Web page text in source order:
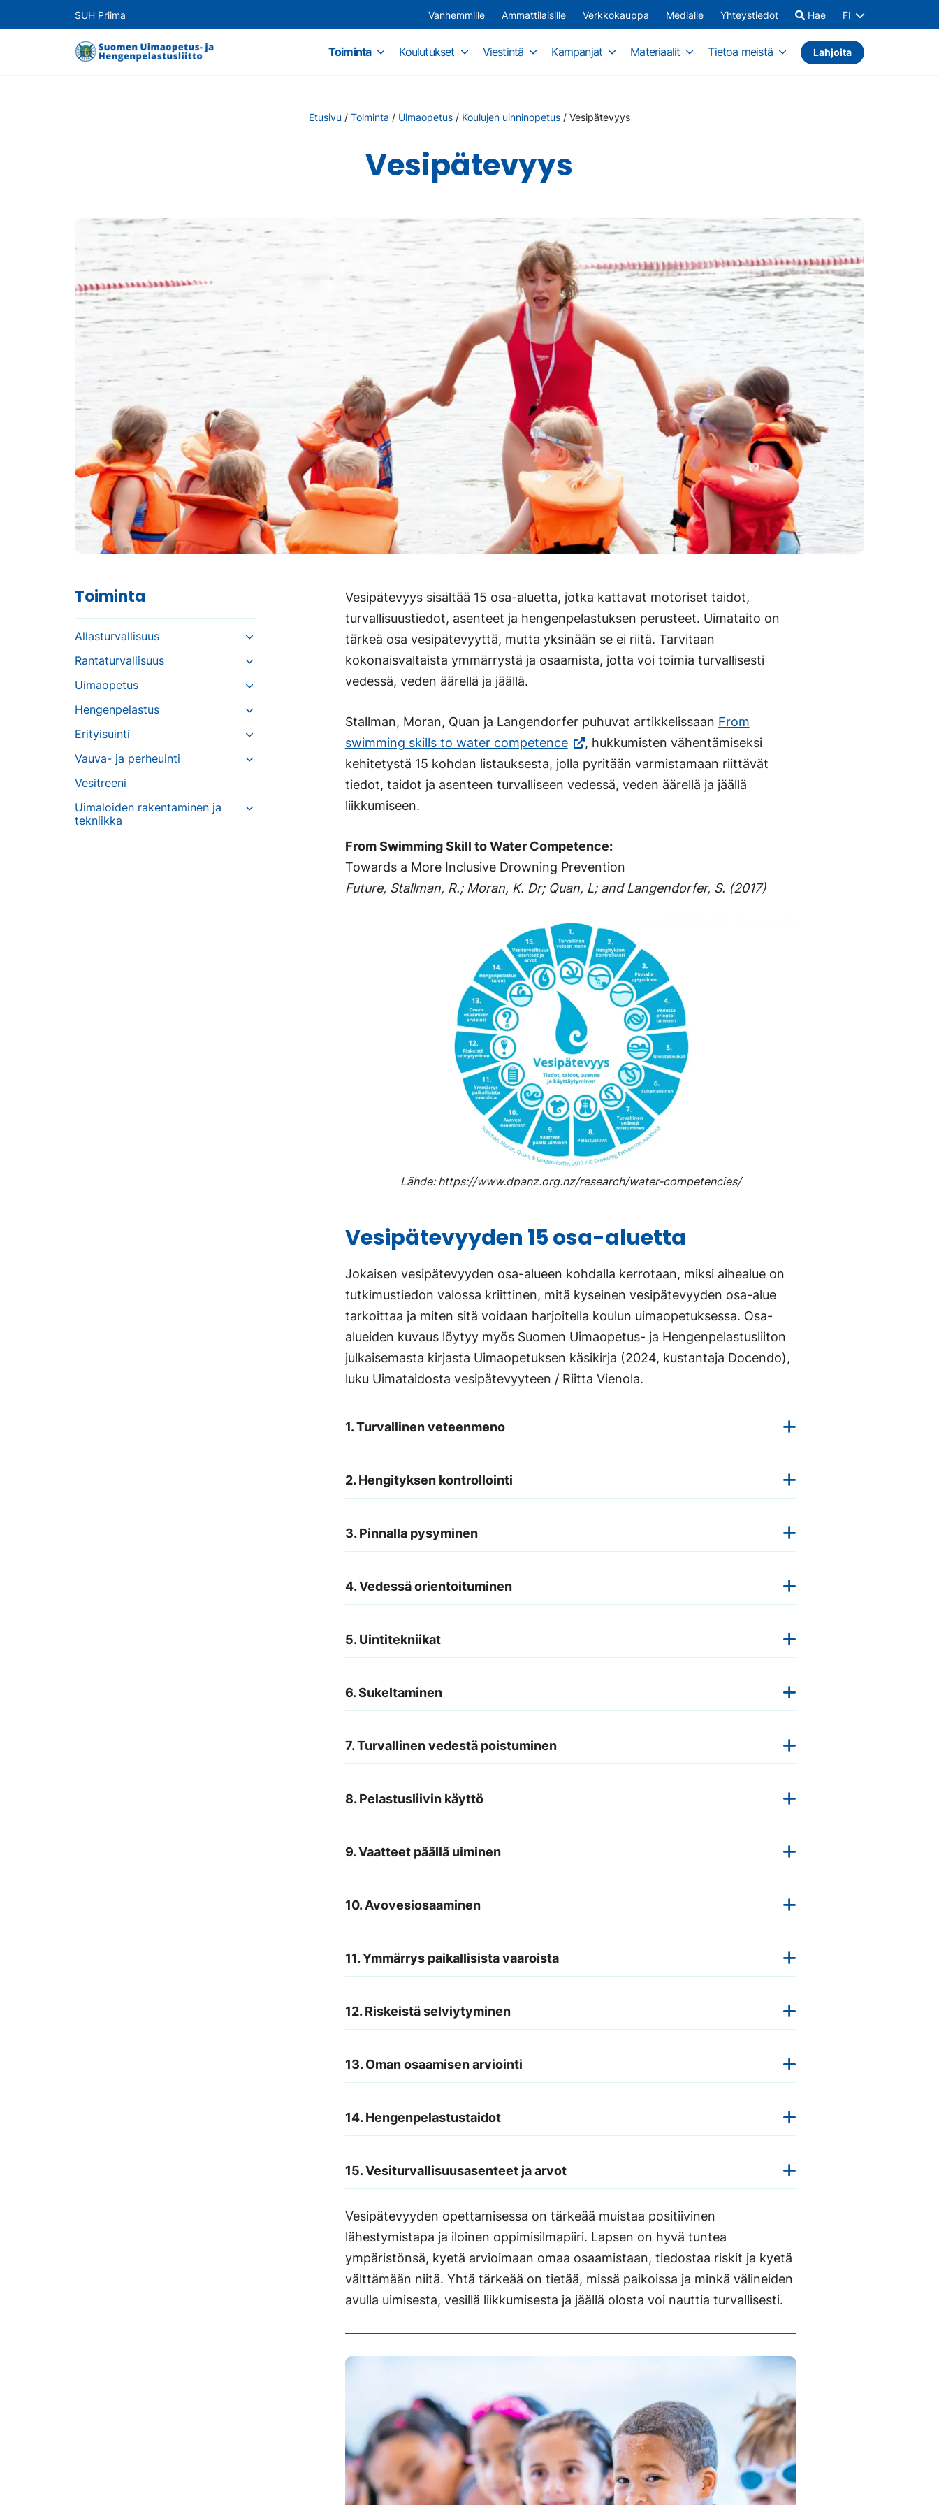
SUH Priima Vanhemmille Ammattilaisille Verkkokauppa Medialle Yhteystiedot Hae FI
Toiminta Koulutukset Viestintä Kampanjat Materiaalit Tietoa meistä Lahjoita
Etusivu / Toiminta / Uimaopetus/ Koulujen uinninopetus/ Vesipätevyys
Vesipätevyys
Toiminta
Allasturvallisuus
Rantaturvallisuus
Uimaopetus
Hengenpelastus
Erityisuinti
Vauva- ja perheuinti
Vesitreeni
Uimaloiden rakentaminen ja
tekniikka
Vesipätevyys sisältää 15 osa-aluetta, jotka kattavat motoriset taidot,
turvallisuustiedot, asenteet ja hengenpelastuksen perusteet. Uimataito on
tärkeä osa vesipätevyyttä, mutta yksinään se ei riitä. Tarvitaan
kokonaisvaltaista ymmärrystä ja osaamista, jotta voi toimia turvallisesti
vedessä, veden äärellä ja jäällä.
Stallman, Moran, Quan ja Langendorfer puhuvat artikkelissaan From
swimming skills to water competence(Vieraile
ulkoisella
sivustolla.
uuteen
välilehteen.)
, hukkumisten vähentämiseksi
kehitetystä 15 kohdan listauksesta, jolla pyritään varmistamaan riittävät
tiedot, taidot ja asenteen turvalliseen vedessä, veden äärellä ja jäällä
liikkumiseen.
From Swimming Skill to Water Competence:
Towards a More Inclusive Drowning Prevention
Future, Stallman, R.; Moran, K. Dr; Quan, L; and Langendorfer, S. (2017)
Lähde: https://www.dpanz.org.nz/research/water-competencies/
Vesipätevyyden 15 osa-aluetta
Jokaisen vesipätevyyden osa-alueen kohdalla kerrotaan, miksi aihealue on
tutkimustiedon valossa kriittinen, mitä kyseinen vesipätevyyden osa-alue
tarkoittaa ja miten sitä voidaan harjoitella koulun uimaopetuksessa. Osa-
alueiden kuvaus löytyy myös Suomen Uimaopetus- ja Hengenpelastusliiton
julkaisemasta kirjasta Uimaopetuksen käsikirja (2024, kustantaja Docendo),
luku Uimataidosta vesipätevyyteen / Riitta Vienola.
1. Turvallinen veteenmeno
2. Hengityksen kontrollointi
3. Pinnalla pysyminen
4. Vedessä orientoituminen
5. Uintitekniikat
6. Sukeltaminen
7. Turvallinen vedestä poistuminen
8. Pelastusliivin käyttö
9. Vaatteet päällä uiminen
10. Avovesiosaaminen
11. Ymmärrys paikallisista vaaroista
12. Riskeistä selviytyminen
13. Oman osaamisen arviointi
14. Hengenpelastustaidot
15. Vesiturvallisuusasenteet ja arvot
Vesipätevyyden opettamisessa on tärkeää muistaa positiivinen
lähestymistapa ja iloinen oppimisilmapiiri. Lapsen on hyvä tuntea
ympäristönsä, kyetä arvioimaan omaa osaamistaan, tiedostaa riskit ja kyetä
välttämään niitä. Yhtä tärkeää on tietää, missä paikoissa ja minkä välineiden
avulla uimisesta, vesillä liikkumisesta ja jäällä olosta voi nauttia turvallisesti.